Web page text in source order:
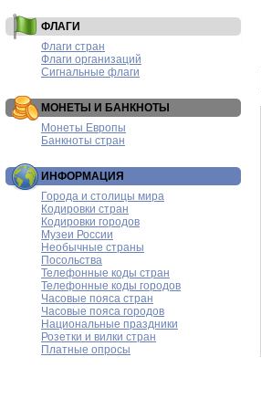
ФЛАГИ
Флаги стран
Флаги организаций
Сигнальные флаги
МОНЕТЫ И БАНКНОТЫ
Монеты Европы
Банкноты стран
ИНФОРМАЦИЯ
Города и столицы мира
Кодировки стран
Кодировки городов
Музеи России
Необычные страны
Посольства
Телефонные коды стран
Телефонные коды городов
Часовые пояса стран
Часовые пояса городов
Национальные праздники
Розетки и вилки стран
Платные опросы